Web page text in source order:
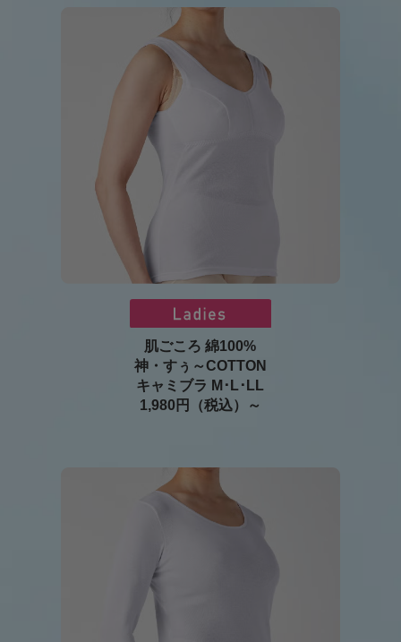
肌ごころ 綿100%
神・すぅ～COTTON
キャミブラ M･L･LL
1,980円（税込）～